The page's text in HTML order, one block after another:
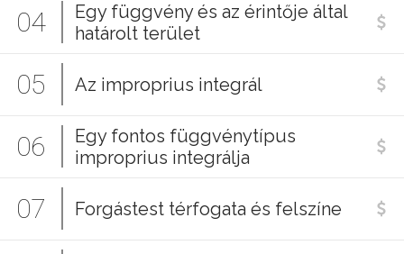
04
Egy függvény és az érintője által
határolt terület
05 Az improprius integrál
06
Egy fontos függvénytípus
improprius integrálja
07 Forgástest térfogata és felszíne